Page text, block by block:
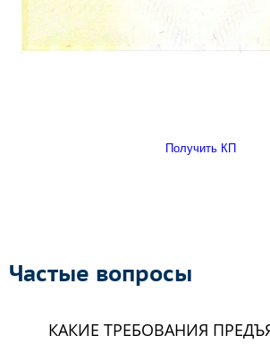
Получить КП
Частые вопросы
КАКИЕ ТРЕБОВАНИЯ